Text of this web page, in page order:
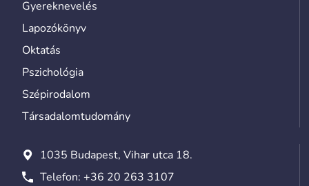
Gyereknevelés
Lapozókönyv
Oktatás
Pszichológia
Szépirodalom
Társadalomtudomány
1035 Budapest, Vihar utca 18.
Telefon: +36 20 263 3107